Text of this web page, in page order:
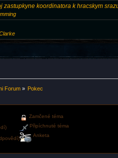
zastupkyne koordinatora k hracskym
Forum» Pokec
Zamčené téma
Připíchnuté téma
Anketa